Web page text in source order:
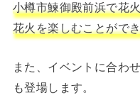
小樽市鰊御殿前浜で花
花火を楽しむことがで
また、イベントに合わ
も登場します。